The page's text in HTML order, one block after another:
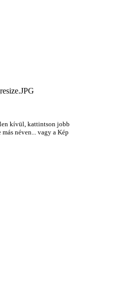
kívül, kattintson jobb
más néven... vagy a Kép